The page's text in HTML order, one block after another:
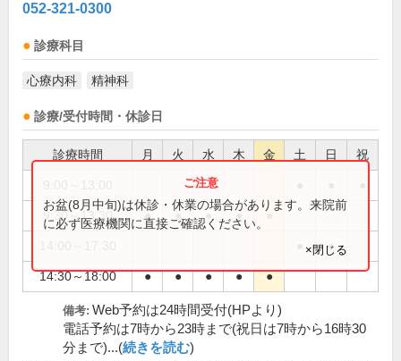
052-321-0300
診療科目
心療内科 精神科
診療/受付時間・休診日
診療時間 月 火 水 木 金 土 日 祝
9:30～13:30 ● ● ● ● ●
●
14:30～18:00 ● ● ● ● ●
お盆(8月中旬)は休診・休業の場合があります。来院前
に必ず医療機関に直接ご確認ください。
×閉じる
備考: Web予約は24時間受付(HPより)
電話予約は7時から23時まで(祝日は7時から16時30
分まで)...(続きを読む)